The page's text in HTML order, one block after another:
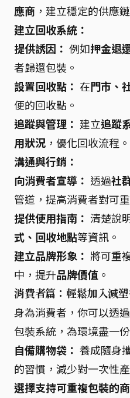
應商 ，建立穩定的供應鏈
建立回收系統：
提供誘因： 例如押金退
者歸還包裝。
設置回收點： 在門市、
便的回收點。
追蹤與管理： 建立追蹤
用狀況 ，優化回收流程。
溝通與行銷：
向消費者宣導： 透過社
管道，提高消費者對可
提供使用指南： 清楚說
式、回收地點等資訊。
建立品牌形象： 將可重
中，提升品牌價值 。
消費者篇：輕鬆加入減
身為消費者，你可以透
包裝系統，為環境盡一
自備購物袋： 養成隨身
的習慣，減少對一次性
選擇支持可重複包裝的商